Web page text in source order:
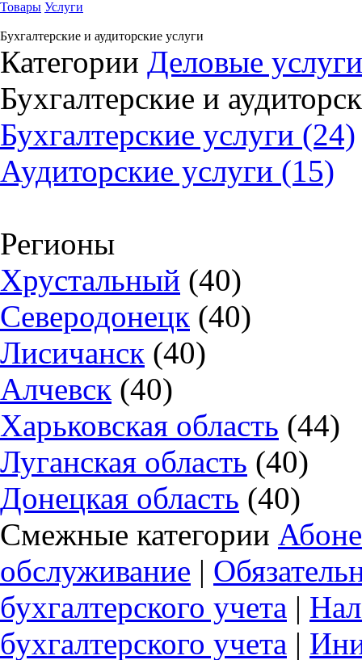
Товары Услуги
Бухгалтерские и аудиторские услуги
Категории Деловые услуги
Бухгалтерские и
Бухгалтерские услуги (24)
Аудиторские услуги (15)
Регионы
Хрустальный (40)
Северодонецк (40)
Лисичанск (40)
Алчевск (40)
Харьковская область (44)
Луганская область (40)
Донецкая область (40)
Смежные категории
обслуживание |
бухгалтерского учета |
бухгалтерского учета |